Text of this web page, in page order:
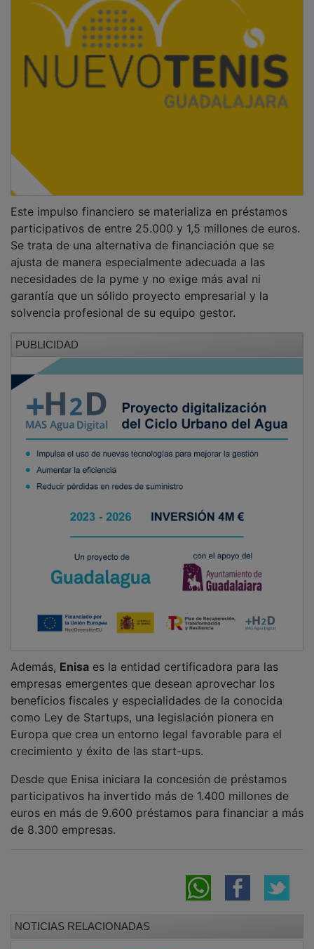
solvencia profesional de su equipo gestor.
PUBLICIDAD
Además,
empresas emergentes que desean aprovechar los
beneficios fiscales y especialidades de la conocida
como Ley de Startups, una legislación pionera en
Europa que crea un entorno legal favorable para el
crecimiento y éxito de las start-ups.
Desde que Enisa iniciara la concesión de préstamos
participativos ha invertido más de 1.400 millones de
euros en más de 9.600 préstamos para financiar a más
NOTICIAS RELACIONADAS
Bellido señala que la Ley de Despoblación de
CLM de ‘marca Page’ es la “más envidiada en
España”